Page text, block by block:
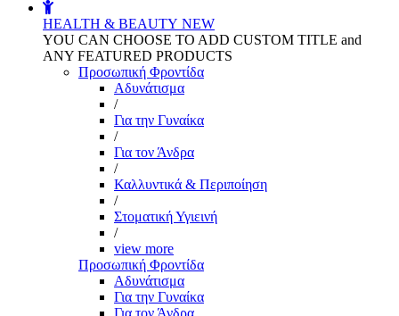
HEALTH & BEAUTY NEW
YOU CAN CHOOSE TO ADD CUSTOM TITLE and
ANY FEATURED PRODUCTS
Προσωπική Φροντίδα
Αδυνάτισμα
/
Για την Γυναίκα
/
Για τον Άνδρα
/
Καλλυντικά & Περιποίηση
/
Στοματική Υγιεινή
/
view more
Προσωπική Φροντίδα
Αδυνάτισμα
Για την Γυναίκα
Για τον Άνδρα